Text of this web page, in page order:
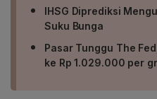
IHSG Diprediksi
Suku Bunga
Pasar Tunggu The
ke Rp 1.029.000 per